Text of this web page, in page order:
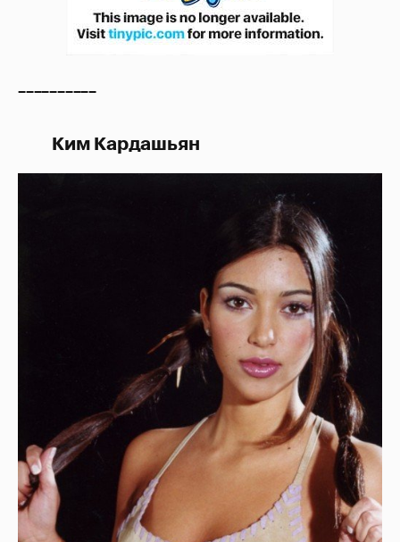
__________
Ким Кардашьян